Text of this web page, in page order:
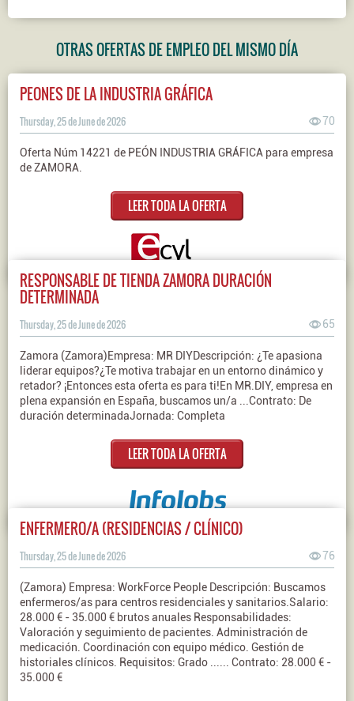
OTRAS OFERTAS DE EMPLEO DEL MISMO DÍA
PEONES DE LA INDUSTRIA GRÁFICA
Thursday, 25 de June de 2026 70
Oferta Núm 14221 de PEÓN INDUSTRIA GRÁFICA para empresa
de ZAMORA.
LEER TODA LA OFERTA
RESPONSABLE DE TIENDA ZAMORA DURACIÓN
DETERMINADA
Thursday, 25 de June de 2026 65
Zamora (Zamora)Empresa: MR DIYDescripción: ¿Te apasiona
liderar equipos?¿Te motiva trabajar en un entorno dinámico y
retador? ¡Entonces esta oferta es para ti!En MR.DIY, empresa en
plena expansión en España, buscamos un/a ...Contrato: De
duración determinadaJornada: Completa
LEER TODA LA OFERTA
ENFERMERO/A (RESIDENCIAS / CLÍNICO)
Thursday, 25 de June de 2026 76
(Zamora) Empresa: WorkForce People Descripción: Buscamos
enfermeros/as para centros residenciales y sanitarios.Salario:
28.000 € - 35.000 € brutos anuales Responsabilidades:
Valoración y seguimiento de pacientes. Administración de
medicación. Coordinación con equipo médico. Gestión de
historiales clínicos. Requisitos: Grado ...... Contrato: 28.000 € -
35.000 €